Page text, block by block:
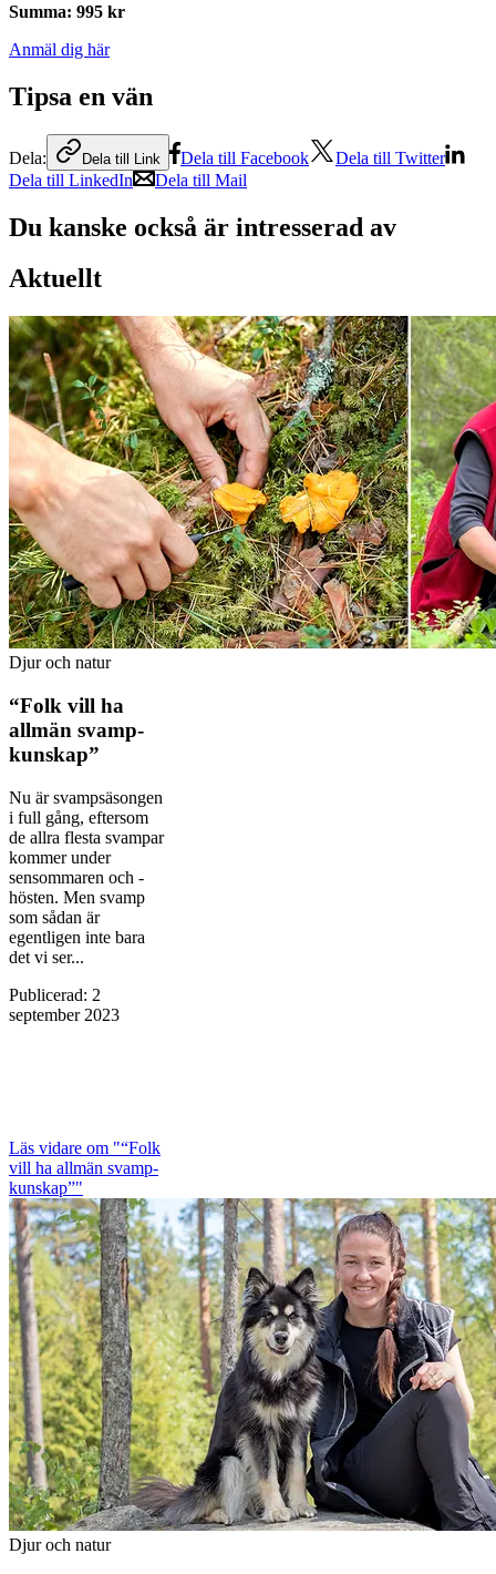
Summa: 995 kr
Anmäl dig här
Tipsa en vän
Dela: Dela till Link Dela till Facebook
Dela till Twitter
Dela till LinkedIn
Dela till Mail
Du kanske också är intresserad av
Aktuellt
Djur och natur
“Folk vill ha
allmän svamp­
kunskap”
Nu är svampsäsongen
i full gång, efter­som
de allra ­flesta svampar
kommer under
sensommaren och ­
hösten. Men svamp
som sådan är
egentligen inte bara
det vi ser...
Publicerad: 2
september 2023
Läs vidare om "“Folk
vill ha allmän svamp­
kunskap”"
Djur och natur